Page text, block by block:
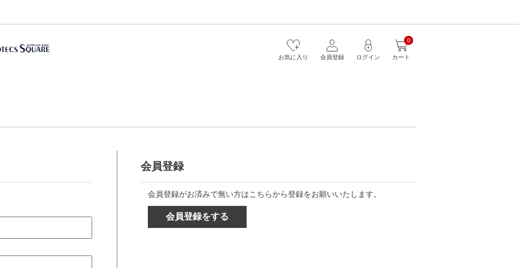
カート
0
ログイン
会員登録
お気に入り
会員登録
会員登録がお済みで無い方はこちらから登録をお願いいたします。
会員登録をする